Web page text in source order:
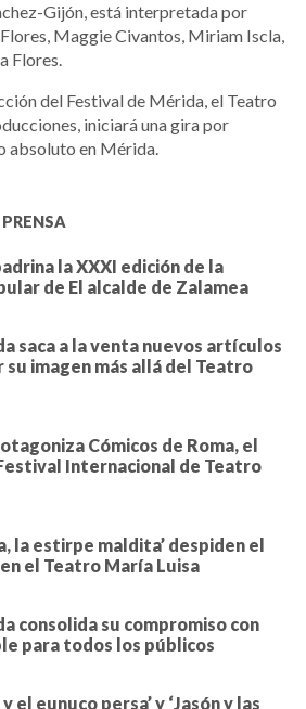
Gijón, está interpretada por
Maggie Civantos, Miriam Iscla,
Flores.
del Festival de Mérida, el Teatro
iniciará una gira por
absoluto en Mérida.
la XXXI edición de la
de El alcalde de Zalamea
saca a la venta nuevos artículos
imagen más allá del Teatro
Cómicos de Roma, el
Internacional de Teatro
la estirpe maldita’ despiden el
el Teatro María Luisa
consolida su compromiso con
para todos los públicos
el eunuco persa’ y ‘Jasón y las